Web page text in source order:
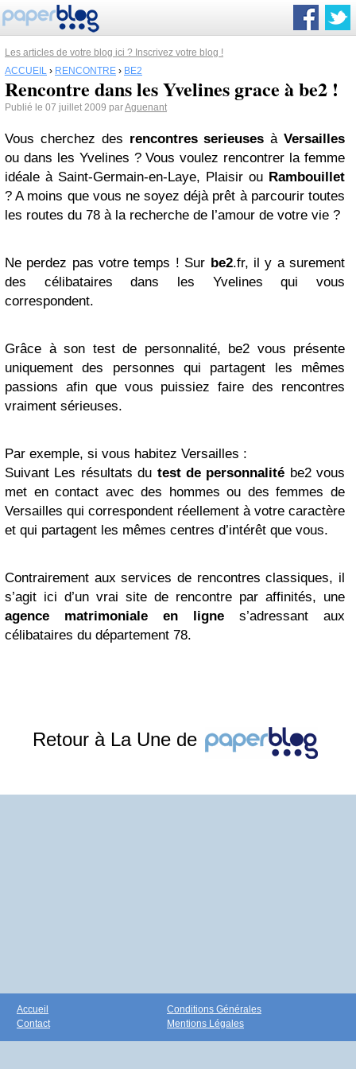
Les articles de votre blog ici ? Inscrivez votre blog !
ACCUEIL › RENCONTRE › BE2
Rencontre dans les Yvelines grace à be2 !
Publié le 07 juillet 2009 parAguenant
Vous cherchez des rencontres serieuses àVersailles
ou dans les Yvelines ? Vous voulez rencontrer la femme
idéale à Saint-Germain-en-Laye, Plaisir ou Rambouillet
? A moins que vous ne soyez déjà prêt à parcourir toutes
les routes du 78 à la recherche de l’amour de votre vie ?
Ne perdez pas votre temps ! Sur be2.fr, il y a surement
des célibataires dans les Yvelines qui vous
correspondent.
Grâce à son test de personnalité, be2 vous présente
uniquement des personnes qui partagent les mêmes
passions afin que vous puissiez faire des rencontres
vraiment sérieuses.
Par exemple, si vous habitez Versailles :
Suivant Les résultats du test de personnalité be2 vous
met en contact avec des hommes ou des femmes de
Versailles qui correspondent réellement à votre caractère
et qui partagent les mêmes centres d’intérêt que vous.
Contrairement aux services de rencontres classiques, il
s’agit ici d’un vrai site de rencontre par affinités, une
agence matrimoniale en ligne s’adressant aux
célibataires du département 78.
Retour à La Une de
Accueil
Contact
Conditions Générales
Mentions Légales